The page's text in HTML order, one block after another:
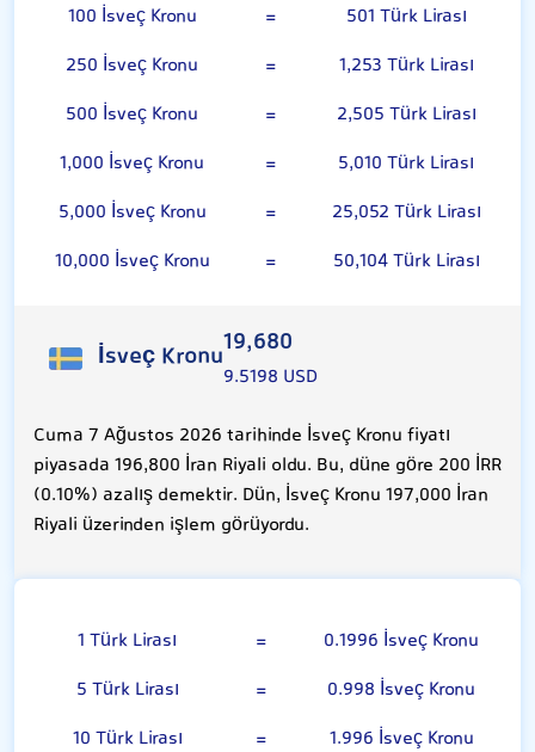
100 İsveç Kronu
=
501 Türk Lirası
250 İsveç Kronu
=
1,253 Türk Lirası
500 İsveç Kronu
=
2,505 Türk Lirası
1,000 İsveç Kronu
=
5,010 Türk Lirası
5,000 İsveç Kronu
=
25,052 Türk Lirası
10,000 İsveç Kronu
= 50,104 Türk Lirası
İsveç Kronu19,680
9.5198 USD
Cuma 7 Ağustos 2026 tarihinde İsveç Kronu fiyatı
piyasada 196,800 İran Riyali oldu. Bu, düne göre 200 İRR
(0.10%) azalış demektir. Dün, İsveç Kronu 197,000 İran
Riyali üzerinden işlem görüyordu.
1 Türk Lirası =
0.1996 İsveç Kronu
5 Türk Lirası
=
0.998 İsveç Kronu
10 Türk Lirası
= 1.996 İsveç Kronu